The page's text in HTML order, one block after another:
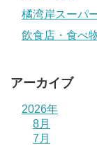
橘湾岸スーパ
飲食店・食べ
アーカイブ
2026年
8月
7月